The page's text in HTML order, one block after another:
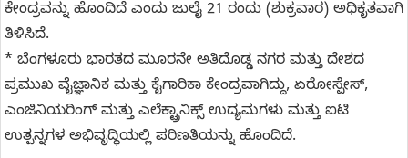
ಕೇಂದ್ರವನ್ನು ಹೊಂದಿದೆ ಎಂದು ಜುಲೈ 21 ರಂದು (ಶುಕ್ರವಾರ) ಅಧಿಕೃತವಾಗಿ
ತಿಳಿಸಿದೆ.
* ಬೆಂಗಳೂರು ಭಾರತದ ಮೂರನೇ ಅತಿದೊಡ್ಡ ನಗರ ಮತ್ತು ದೇಶದ
ಪ್ರಮುಖ ವೈಜ್ಞಾನಿಕ ಮತ್ತು ಕೈಗಾರಿಕಾ ಕೇಂದ್ರವಾಗಿದ್ದು, ಏರೋಸ್ಪೇಸ್, ​​
ಎಂಜಿನಿಯರಿಂಗ್ ಮತ್ತು ಎಲೆಕ್ಟ್ರಾನಿಕ್ಸ್ ಉದ್ಯಮಗಳು ಮತ್ತು ಐಟಿ
ಉತ್ಪನ್ನಗಳ ಅಭಿವೃದ್ಧಿಯಲ್ಲಿ ಪರಿಣತಿಯನ್ನು ಹೊಂದಿದೆ.